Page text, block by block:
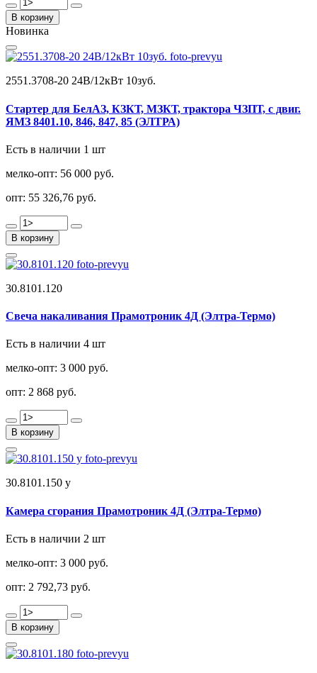
В корзину
Новинка
2551.3708-20 24В/12кВт 10зуб.
Стартер для БелАЗ, КЗКТ, МЗКТ, трактора ЧЗПТ, с двиг.
ЯМЗ 8401.10, 846, 847, 85 (ЭЛТРА)
Есть в наличии 1 шт
мелко-опт: 56 000 руб.
опт: 55 326,76 руб.
В корзину
30.8101.120
Свеча накаливания Прамотроник 4Д (Элтра-Термо)
Есть в наличии 4 шт
мелко-опт: 3 000 руб.
опт: 2 868 руб.
В корзину
30.8101.150 у
Камера сгорания Прамотроник 4Д (Элтра-Термо)
Есть в наличии 2 шт
мелко-опт: 3 000 руб.
опт: 2 792,73 руб.
В корзину